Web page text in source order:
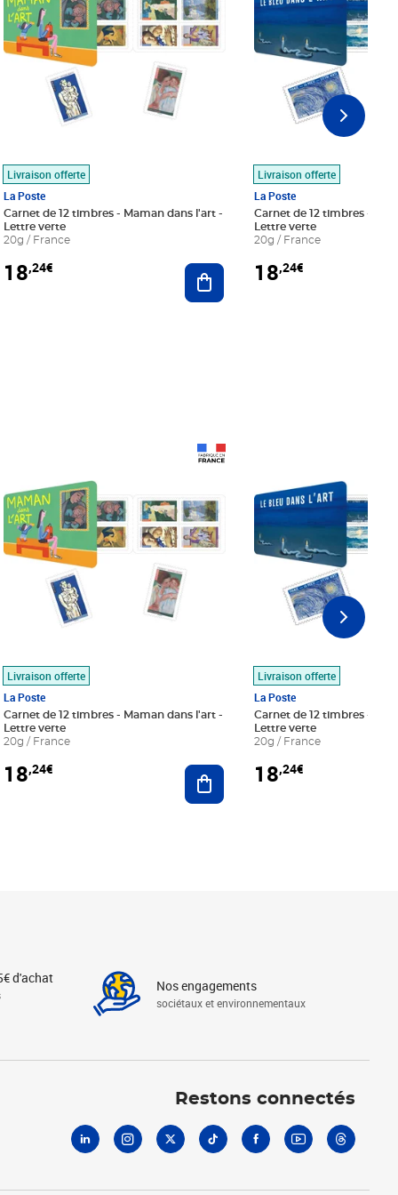
au panier
Livraison offerte
La Poste
Carnet de 12 timbres - Maman dans l'art -
Lettre verte
20g / France
18,24€ Ajouter au panier
Livraison offerte
La Poste
Carnet de 12 timbres - Le
Lettre verte
20g / France
18,24€
au panier
Livraison offerte
La Poste
Carnet de 12 timbres - Maman dans l'art -
Lettre verte
20g / France
18,24€ Ajouter au panier
Livraison offerte
La Poste
Carnet de 12 timbres - Le
Lettre verte
20g / France
18,24€
d'achat Nos engagements
sociétaux et environnementaux
Restons connectés